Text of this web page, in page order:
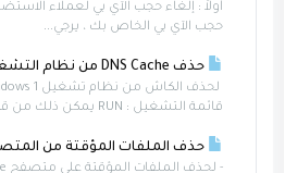
أولاً : إلغاء حجب الآي بي لعملاء
حجب الآي بي الخاص بك ، يرجي...
حذف DNS Cache من نظام التشغيل
قائمة التشغيل : RUN يمكن ذلك من قائمة أبدأ او...
حذف الملفات المؤقتة من